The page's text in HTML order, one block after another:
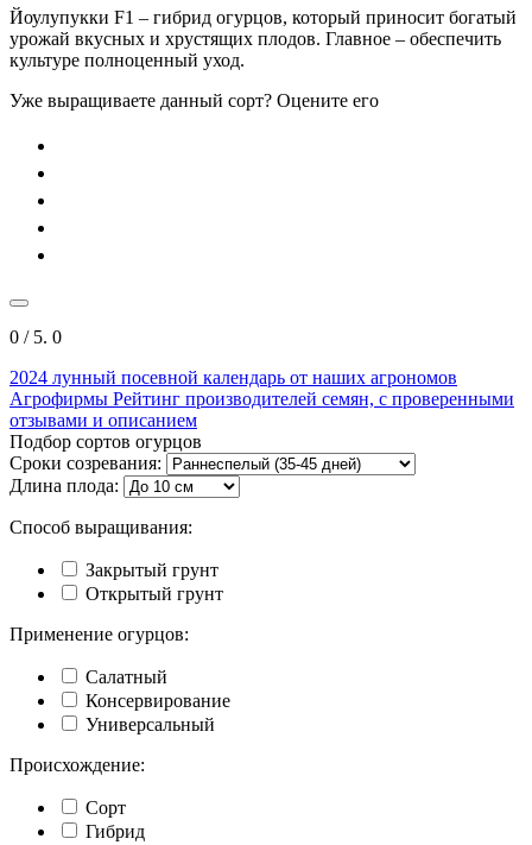
Йоулупукки F1 – гибрид огурцов, который приносит богатый
урожай вкусных и хрустящих плодов. Главное – обеспечить
культуре полноценный уход.
Уже выращиваете данный сорт? Оцените его
0 / 5. 0
2024 лунный посевной календарь от наших агрономов
Агрофирмы Рейтинг производителей семян, с проверенными
отзывами и описанием
Подбор сортов огурцов
Сроки созревания:
Длина плода:
Способ выращивания:
Закрытый грунт
Открытый грунт
Применение огурцов:
Салатный
Консервирование
Универсальный
Происхождение:
Сорт
Гибрид